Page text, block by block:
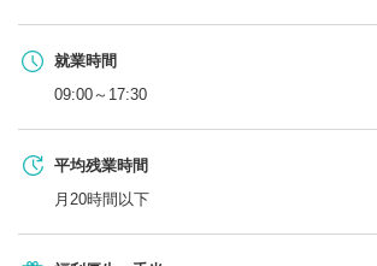
就業時間
09:00～17:30
平均残業時間
月20時間以下